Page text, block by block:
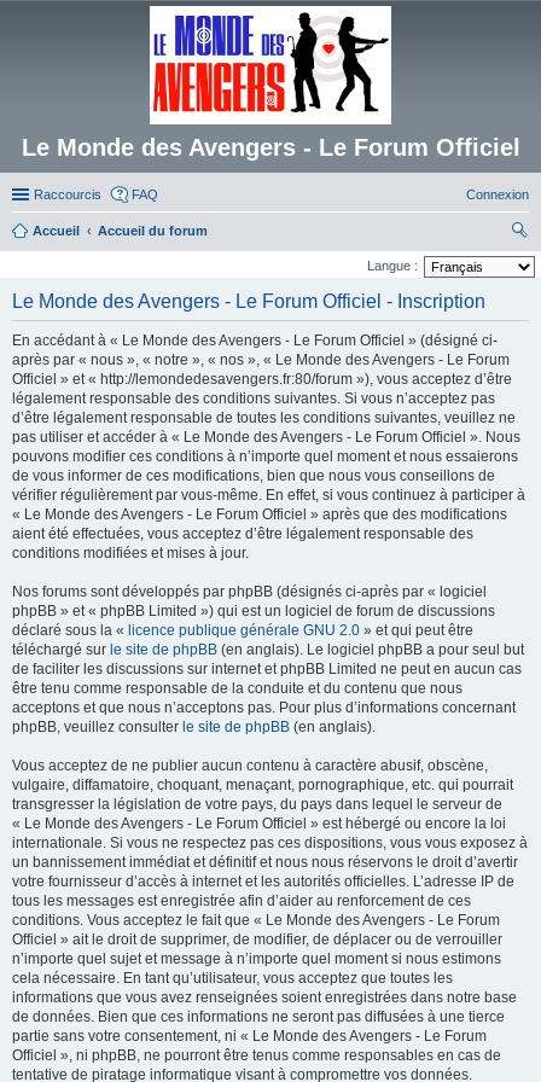
Le Monde des Avengers - Le Forum Officiel
Raccourcis FAQ Connexion
Accueil
Accueil du forum
ec
ch
Langue :
Le Monde des Avengers - Le Forum Officiel - Inscription
En accédant à « Le Monde des Avengers - Le Forum Officiel » (désigné ci-
après par « nous », « notre », « nos », « Le Monde des Avengers - Le Forum
Officiel » et « http://lemondedesavengers.fr:80/forum »), vous acceptez d’être
légalement responsable des conditions suivantes. Si vous n’acceptez pas
d’être légalement responsable de toutes les conditions suivantes, veuillez ne
pas utiliser et accéder à « Le Monde des Avengers - Le Forum Officiel ». Nous
pouvons modifier ces conditions à n’importe quel moment et nous essaierons
de vous informer de ces modifications, bien que nous vous conseillons de
vérifier régulièrement par vous-même. En effet, si vous continuez à participer à
« Le Monde des Avengers - Le Forum Officiel » après que des modifications
aient été effectuées, vous acceptez d’être légalement responsable des
conditions modifiées et mises à jour.
Nos forums sont développés par phpBB (désignés ci-après par « logiciel
phpBB » et « phpBB Limited ») qui est un logiciel de forum de discussions
déclaré sous la « licence publique générale GNU 2.0 » et qui peut être
téléchargé sur le site de phpBB (en anglais). Le logiciel phpBB a pour seul but
de faciliter les discussions sur internet et phpBB Limited ne peut en aucun cas
être tenu comme responsable de la conduite et du contenu que nous
acceptons et que nous n’acceptons pas. Pour plus d’informations concernant
phpBB, veuillez consulter le site de phpBB (en anglais).
Vous acceptez de ne publier aucun contenu à caractère abusif, obscène,
vulgaire, diffamatoire, choquant, menaçant, pornographique, etc. qui pourrait
transgresser la législation de votre pays, du pays dans lequel le serveur de
« Le Monde des Avengers - Le Forum Officiel » est hébergé ou encore la loi
internationale. Si vous ne respectez pas ces dispositions, vous vous exposez à
un bannissement immédiat et définitif et nous nous réservons le droit d’avertir
votre fournisseur d’accès à internet et les autorités officielles. L’adresse IP de
tous les messages est enregistrée afin d’aider au renforcement de ces
conditions. Vous acceptez le fait que « Le Monde des Avengers - Le Forum
Officiel » ait le droit de supprimer, de modifier, de déplacer ou de verrouiller
n’importe quel sujet et message à n’importe quel moment si nous estimons
cela nécessaire. En tant qu’utilisateur, vous acceptez que toutes les
informations que vous avez renseignées soient enregistrées dans notre base
de données. Bien que ces informations ne seront pas diffusées à une tierce
partie sans votre consentement, ni « Le Monde des Avengers - Le Forum
Officiel », ni phpBB, ne pourront être tenus comme responsables en cas de
tentative de piratage informatique visant à compromettre vos données.